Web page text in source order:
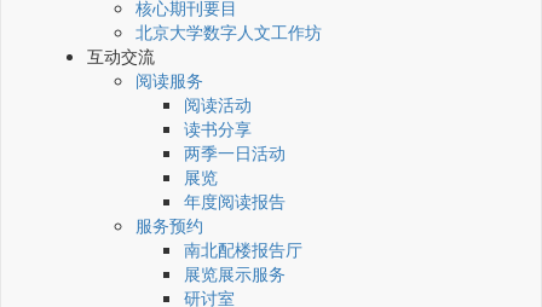
核心期刊要目
北京大学数字人文工作坊
互动交流
阅读服务
阅读活动
读书分享
两季一日活动
展览
年度阅读报告
服务预约
南北配楼报告厅
展览展示服务
研讨室